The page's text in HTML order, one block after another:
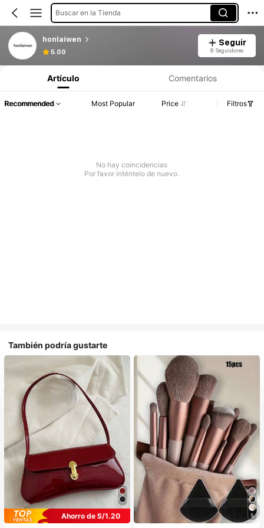
Buscar en la Tienda
honlaiwen
5.00
Seguir
8 Seguidores
Artículo Comentarios
Recommended Most Popular Price Filtros
No hay coincidencias
Por favor inténtelo de nuevo.
También podría gustarte
Ahorro de S/1.20
5